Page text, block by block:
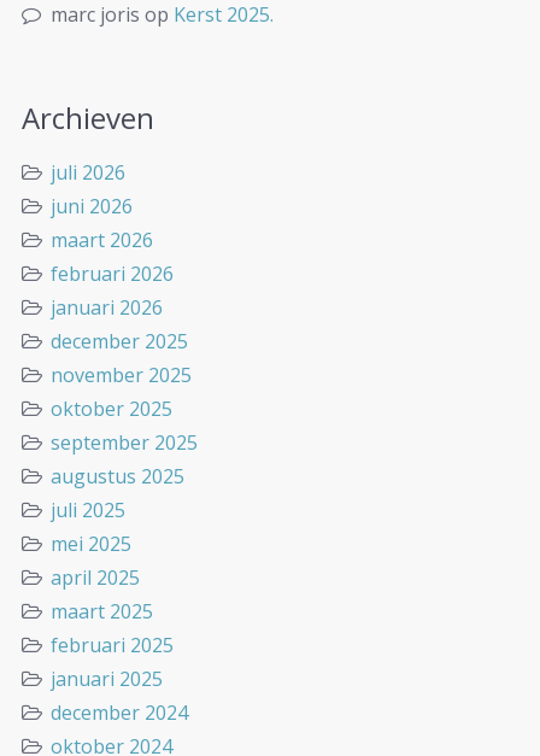
marc joris op Kerst 2025.
Archieven
juli 2026
juni 2026
maart 2026
februari 2026
januari 2026
december 2025
november 2025
oktober 2025
september 2025
augustus 2025
juli 2025
mei 2025
april 2025
maart 2025
februari 2025
januari 2025
december 2024
oktober 2024